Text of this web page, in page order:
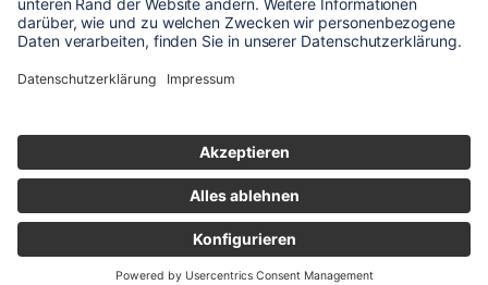
* Alle Preise verstehen sich zzgl. Mehrwertsteuer und Versandkosten
Unser Shop-Angebot richtet sich nur an gewerbliche
** LP = Listenneupreis (netto) des Herstellers
Mitarbeitern bearbeitet. Sie erhalten in jedem Fall ein Angebot bzw.
eine Auftragsbestätigung.
Produktabbildungen von Gebrauchtartikeln entsprechen nicht immer
der vorrätigen Ware - sie können ähnliche Produkte zeigen.
© 2026 schaltec GmbH |Impressum